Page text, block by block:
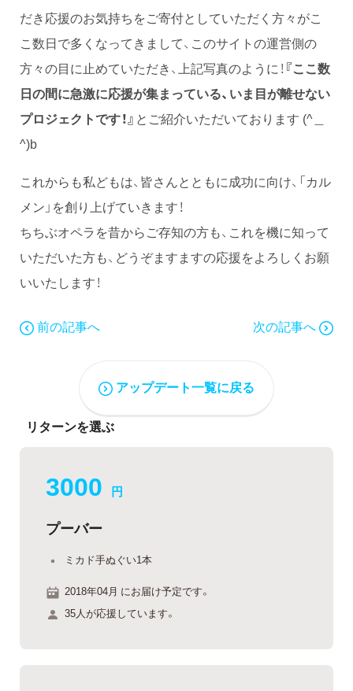
だき応援のお気持ちをご寄付としていただく方々がこ
こ数日で多くなってきまして、このサイトの運営側の
方々の目に止めていただき、上記写真のように！『ここ数
日の間に急激に応援が集まっている、いま目が離せない
プロジェクトです！』 とご紹介いただいております (^＿
^)b
これからも私どもは、皆さんとともに成功に向け、「カル
メン」を創り上げていきます！
ちちぶオペラを昔からご存知の方も、これを機に知って
いただいた方も、どうぞますますの応援をよろしくお願
いいたします！
前の記事へ 次の記事へ
アップデート一覧に戻る
リターンを選ぶ
3000 円
プーバー
ミカド手ぬぐい1本
2018年04月 にお届け予定です。
35人が応援しています。